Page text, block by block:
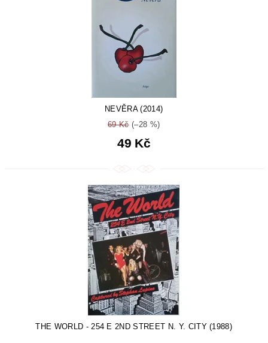
NEVĚRA (2014)
69 Kč(–28 %)
49 Kč
THE WORLD - 254 E 2ND STREET N. Y. CITY (1988)